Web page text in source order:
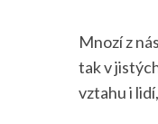
Mnozí z
tak v
vztahu i